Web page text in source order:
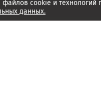
файлов cookie и технологий
данных.